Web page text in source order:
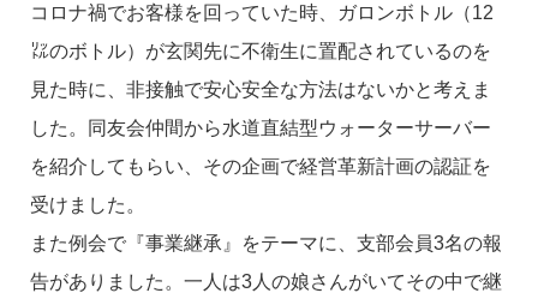
コロナ禍でお客様を回っていた時、ガロンボトル（12
㍑のボトル）が玄関先に不衛生に置配されているのを
見た時に、非接触で安心安全な方法はないかと考えま
した。同友会仲間から水道直結型ウォーターサーバー
を紹介してもらい、その企画で経営革新計画の認証を
受けました。
また例会で『事業継承』をテーマに、支部会員3名の報
告がありました。一人は3人の娘さんがいてその中で継